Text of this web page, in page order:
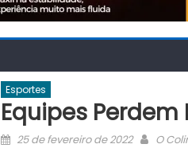
Esportes
Equipes
Posted
25 de fevereiro de 2022 Author
O